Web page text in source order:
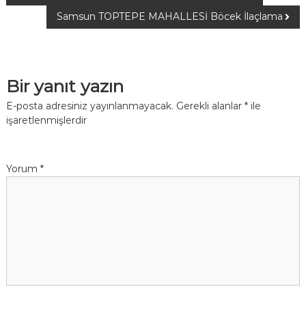
Samsun TOPTEPE MAHALLESİ Böcek İlaçlama
Bir yanıt yazın
E-posta adresiniz yayınlanmayacak. Gerekli alanlar *ile
işaretlenmişlerdir
Yorum *